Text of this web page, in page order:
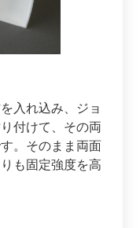
入れ込み、ジョ
付けて、その両
。そのまま両面
も固定強度を高